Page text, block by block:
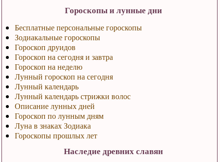
Гороскопы и лунные дни
Бесплатные персональные гороскопы
Зодиакальные гороскопы
Гороскоп друидов
Гороскоп на сегодня и завтра
Гороскоп на неделю
Лунный гороскоп на сегодня
Лунный календарь
Лунный календарь стрижки волос
Описание лунных дней
Гороскоп по лунным дням
Луна в знаках Зодиака
Гороскопы прошлых лет
Наследие древних славян